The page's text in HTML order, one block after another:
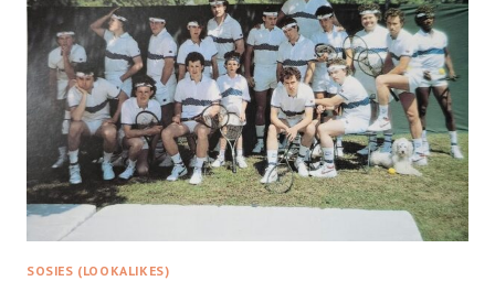
WHITBREAD.
SOSIES (LOOKALIKES)